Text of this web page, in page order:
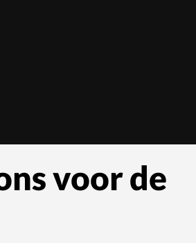
voor de